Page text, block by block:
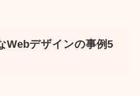
Webデザインの事例5